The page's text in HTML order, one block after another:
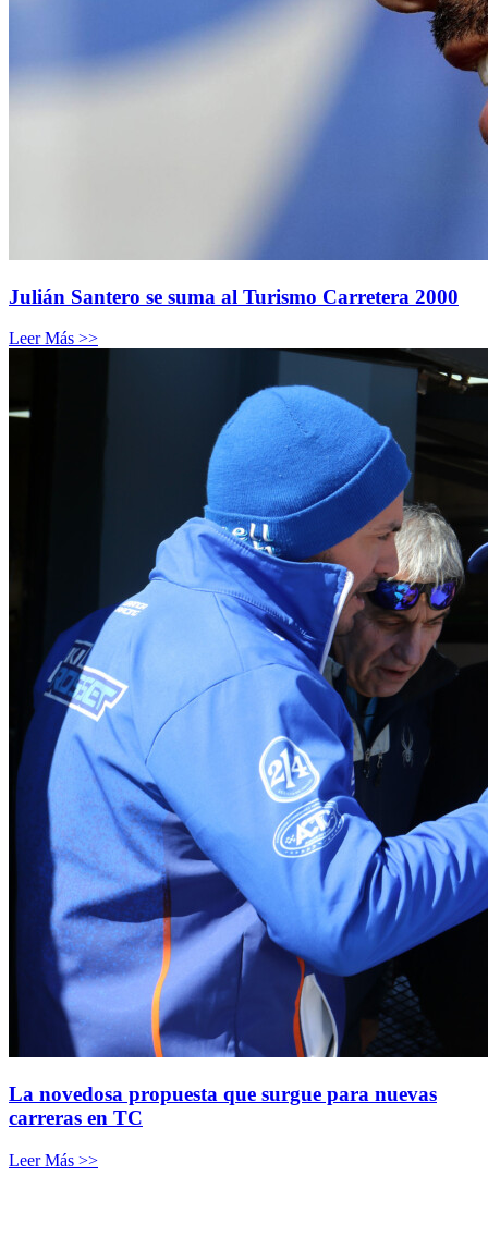
Julián Santero se suma al Turismo Carretera 2000
Leer Más >>
La novedosa propuesta que surgue para nuevas
carreras en TC
Leer Más >>